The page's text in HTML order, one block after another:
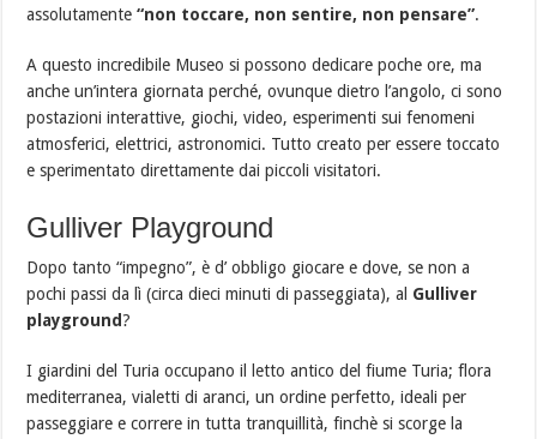
assolutamente“non toccare, non sentire, non pensare”.
A questo incredibile Museo si possono dedicare poche ore, ma
anche un’intera giornata perché, ovunque dietro l’angolo, ci sono
postazioni interattive, giochi, video, esperimenti sui fenomeni
atmosferici, elettrici, astronomici. Tutto creato per essere toccato
e sperimentato direttamente dai piccoli visitatori.
Gulliver Playground
Dopo tanto “impegno”, è d’ obbligo giocare e dove, se non a
pochi passi da lì (circa dieci minuti di passeggiata), al Gulliver
playground?
I giardini del Turia occupano il letto antico del fiume Turia; flora
mediterranea, vialetti di aranci, un ordine perfetto, ideali per
passeggiare e correre in tutta tranquillità, finchè si scorge la